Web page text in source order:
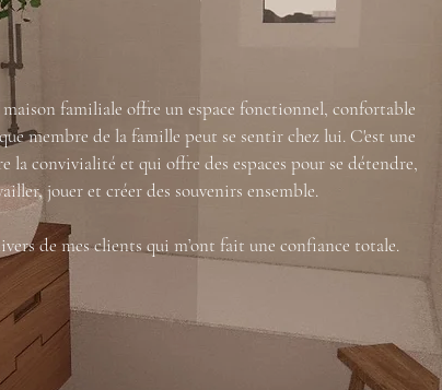
familiale offre un espace fonctionnel, confortable
membre de la famille peut se sentir chez lui. C'est une
la convivialité et qui offre des espaces pour se détendre,
jouer et créer des souvenirs ensemble.
de mes clients qui m’ont fait une confiance totale.